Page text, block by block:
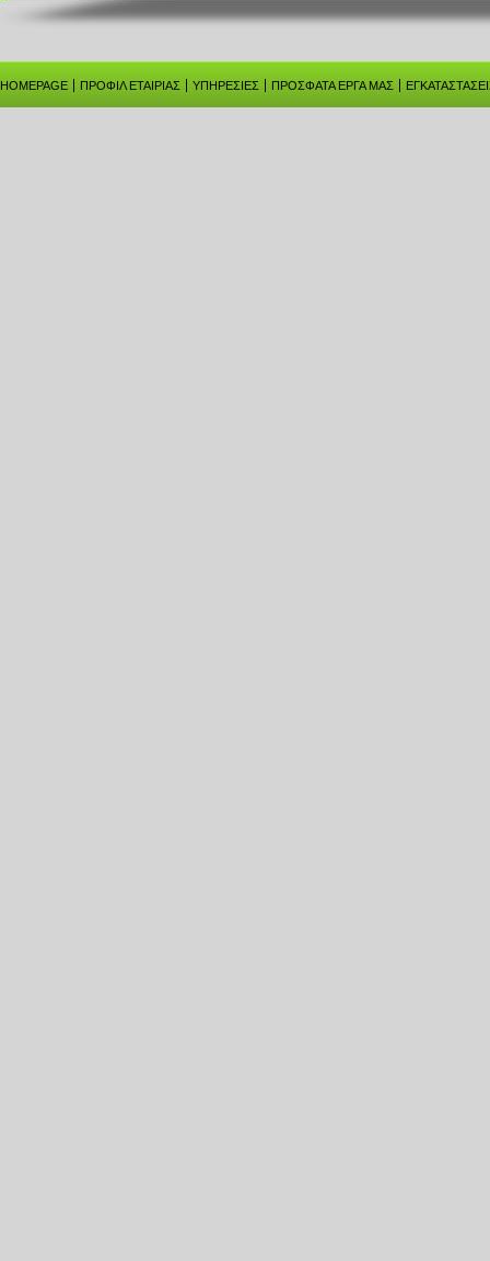
HOMEPAGE ΠΡΟΦΙΛ ΕΤΑΙΡΙΑΣ ΥΠΗΡΕΣΙΕΣ ΠΡΟΣΦΑΤΑ ΕΡΓΑ ΜΑΣ